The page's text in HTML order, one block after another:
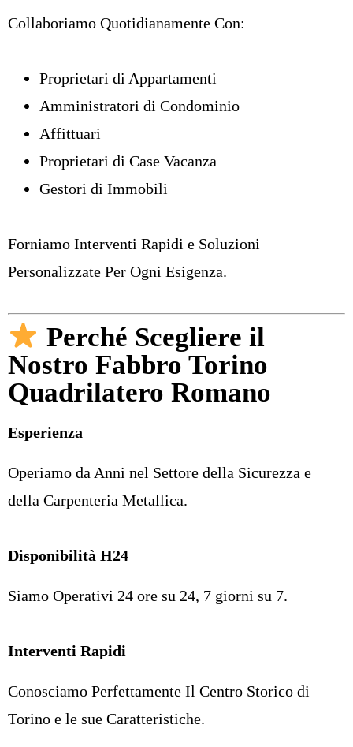
Collaboriamo Quotidianamente Con:
Proprietari di Appartamenti
Amministratori di Condominio
Affittuari
Proprietari di Case Vacanza
Gestori di Immobili
Forniamo Interventi Rapidi e Soluzioni
Personalizzate Per Ogni Esigenza.
Perché Scegliere il
Nostro Fabbro Torino
Quadrilatero Romano
Esperienza
Operiamo da Anni nel Settore della Sicurezza e
della Carpenteria Metallica.
Disponibilità H24
Siamo Operativi 24 ore su 24, 7 giorni su 7.
Interventi Rapidi
Conosciamo Perfettamente Il Centro Storico di
Torino e le sue Caratteristiche.